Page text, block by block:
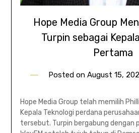
Hope Media Group
Turpin sebagai
Pertama
Posted on August 15,
Hope Media Group telah memilih
Kepala Teknologi perdana
tersebut. Turpin bergabung dengan